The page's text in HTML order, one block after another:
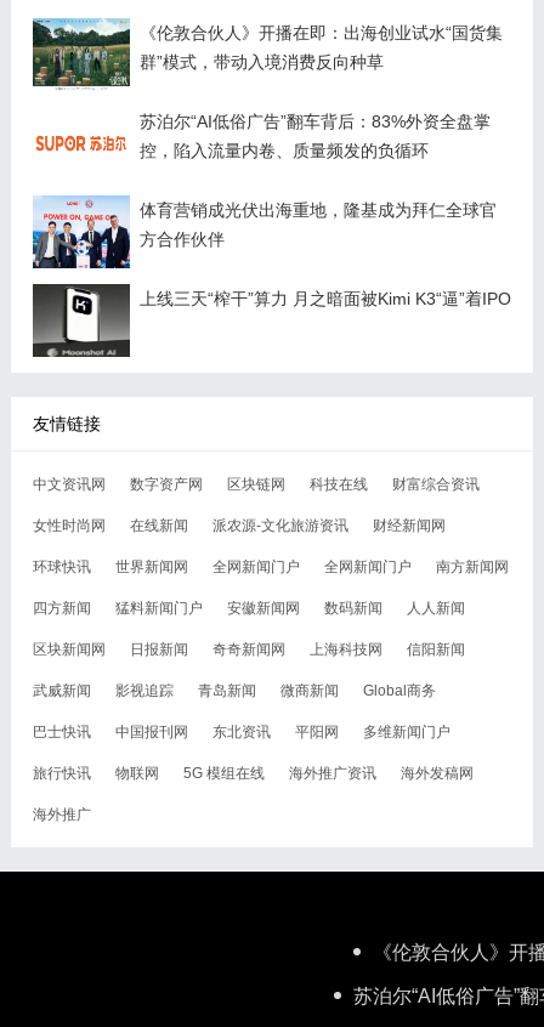
《伦敦合伙人》开播在即：出海创业试水“国货集
群”模式，带动入境消费反向种草
苏泊尔“AI低俗广告”翻车背后：83%外资全盘掌
控，陷入流量内卷、质量频发的负循环
体育营销成光伏出海重地，隆基成为拜仁全球官
方合作伙伴
上线三天“榨干”算力 月之暗面被Kimi K3“逼”着IPO
友情链接
中文资讯网 数字资产网 区块链网 科技在线 财富综合资讯
女性时尚网 在线新闻 派农源-文化旅游资讯 财经新闻网
环球快讯 世界新闻网 全网新闻门户 全网新闻门户 南方新闻网
四方新闻 猛料新闻门户 安徽新闻网 数码新闻 人人新闻
区块新闻网 日报新闻 奇奇新闻网 上海科技网 信阳新闻
武威新闻 影视追踪 青岛新闻 微商新闻 Global商务
巴士快讯 中国报刊网 东北资讯 平阳网 多维新闻门户
旅行快讯 物联网 5G 模组在线 海外推广资讯 海外发稿网
海外推广
《伦敦合伙人》开
苏泊尔“AI低俗广告”